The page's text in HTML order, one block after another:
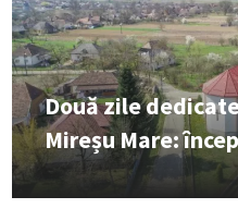
Două zile
Mireșu Mare: